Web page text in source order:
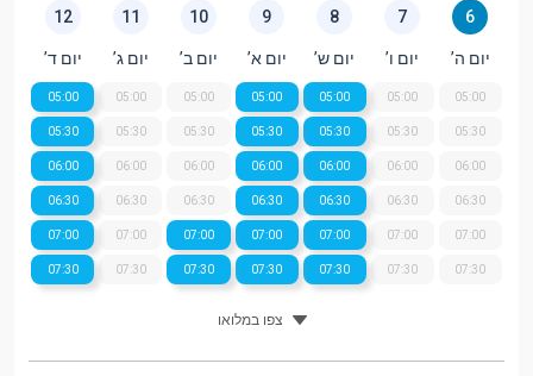
6
יום ה’
05:00
05:30
06:00
06:30
07:00
07:30
7
יום ו’
05:00
05:30
06:00
06:30
07:00
07:30
8
יום ש’
05:00
05:30
06:00
06:30
07:00
07:30
9
יום א’
05:00
05:30
06:00
06:30
07:00
07:30
10
יום ב’
05:00
05:30
06:00
06:30
07:00
07:30
11
יום ג’
05:00
05:30
06:00
06:30
07:00
07:30
12
יום ד’
05:00
05:30
06:00
06:30
07:00
07:30
צפו במלואו